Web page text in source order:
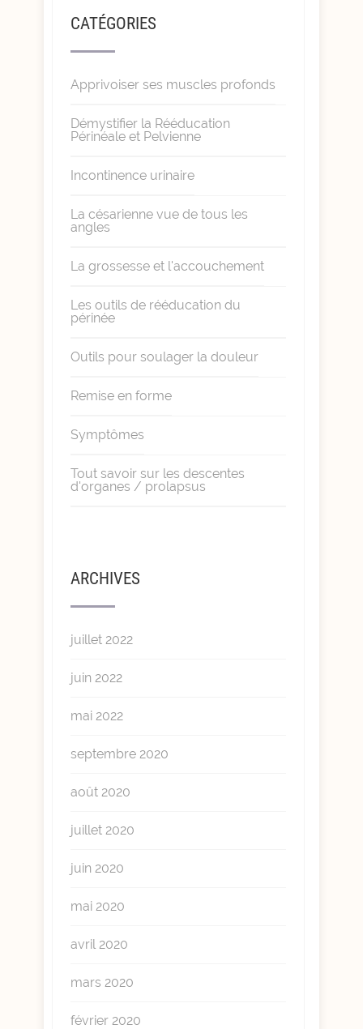
CATÉGORIES
Apprivoiser ses muscles profonds
Démystifier la Rééducation
Périnéale et Pelvienne
Incontinence urinaire
La césarienne vue de tous les
angles
La grossesse et l'accouchement
Les outils de rééducation du
périnée
Outils pour soulager la douleur
Remise en forme
Symptômes
Tout savoir sur les descentes
d'organes / prolapsus
ARCHIVES
juillet 2022
juin 2022
mai 2022
septembre 2020
août 2020
juillet 2020
juin 2020
mai 2020
avril 2020
mars 2020
février 2020